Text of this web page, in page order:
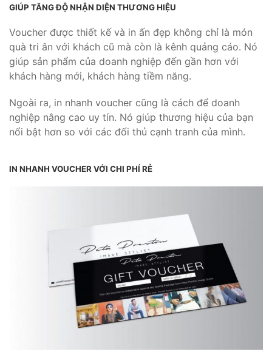
GIÚP TĂNG ĐỘ NHẬN DIỆN THƯƠNG HIỆU
Voucher được thiết kế và in ấn đẹp không chỉ là món
quà tri ân với khách cũ mà còn là kênh quảng cáo. Nó
giúp sản phẩm của doanh nghiệp đến gần hơn với
khách hàng mới, khách hàng tiềm năng.
Ngoài ra, in nhanh voucher cũng là cách để doanh
nghiệp nâng cao uy tín. Nó giúp thương hiệu của bạn
nổi bật hơn so với các đối thủ cạnh tranh của mình.
IN NHANH VOUCHER VỚI CHI PHÍ RẺ